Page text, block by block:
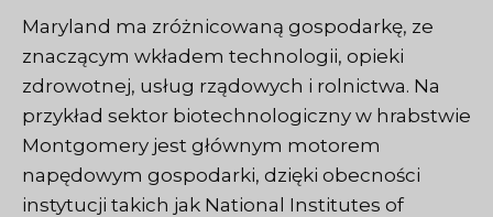
Maryland ma zróżnicowaną gospodarkę, ze
znaczącym wkładem technologii, opieki
zdrowotnej, usług rządowych i rolnictwa. Na
przykład sektor biotechnologiczny w hrabstwie
Montgomery jest głównym motorem
napędowym gospodarki, dzięki obecności
instytucji takich jak National Institutes of